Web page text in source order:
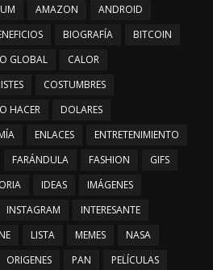
AMAZON
ANDROID
BIOGRAFÍA
BITCOIN
GLOBAL
CALOR
COSTUMBRES
HACER
DOLARES
ENLACES
ENTRETENIMIENTO
FARÁNDULA FASHION
GIFS
IDEAS
IMÁGENES
INSTAGRAM
INTERESANTE
LISTA MEMES
NASA
ORIGENES PAN PELÍCULAS